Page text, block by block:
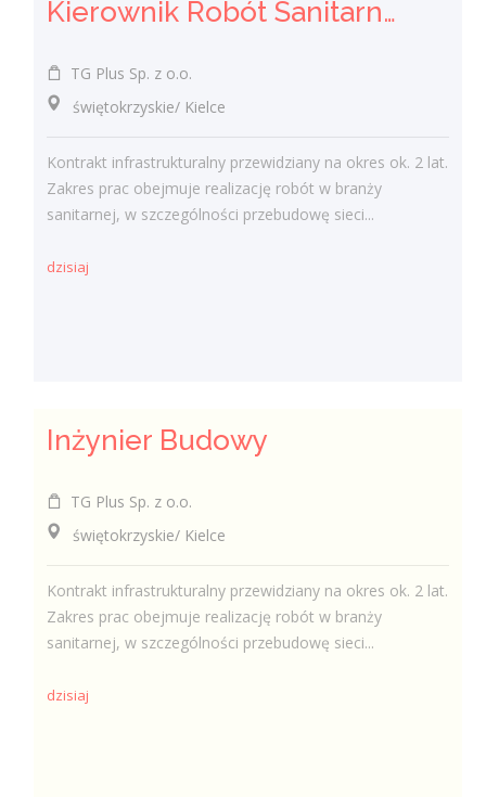
Kierownik Robót Sanitarnych
TG Plus Sp. z o.o.
świętokrzyskie/ Kielce
Kontrakt infrastrukturalny przewidziany na okres ok. 2 lat.
Zakres prac obejmuje realizację robót w branży
sanitarnej, w szczególności przebudowę sieci...
dzisiaj
Inżynier Budowy
TG Plus Sp. z o.o.
świętokrzyskie/ Kielce
Kontrakt infrastrukturalny przewidziany na okres ok. 2 lat.
Zakres prac obejmuje realizację robót w branży
sanitarnej, w szczególności przebudowę sieci...
dzisiaj